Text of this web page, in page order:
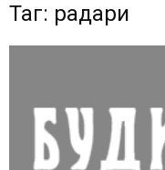
Таг: радари